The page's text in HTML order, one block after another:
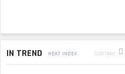
IN TREND HEAT INDEX SORTARE